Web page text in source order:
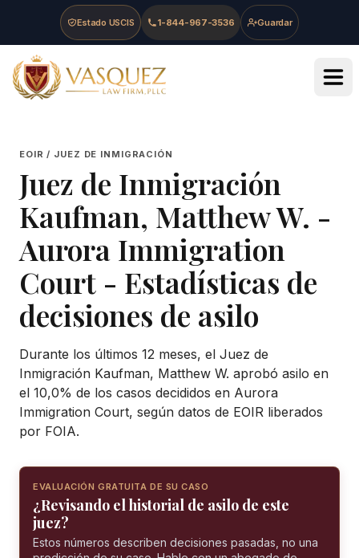
Skip to main content
Skip to navigation
Skip to footer
Estado USCIS 1-844-967-3536 Guardar
Vasquez Law Firm - Home
EOIR / JUEZ DE INMIGRACIÓN
Juez de Inmigración
Kaufman, Matthew W. -
Aurora Immigration
Court - Estadísticas de
decisiones de asilo
Durante los últimos 12 meses, el Juez de
Inmigración Kaufman, Matthew W. aprobó asilo en
el 10,0% de los casos decididos en Aurora
Immigration Court, según datos de EOIR liberados
por FOIA.
EVALUACIÓN GRATUITA DE SU CASO
¿Revisando el historial de asilo de este
juez?
Estos números describen decisiones pasadas, no una